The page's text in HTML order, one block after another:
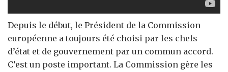
Depuis le début, le Président de la Commission
européenne a toujours été choisi par les chefs
d’état et de gouvernement par un commun accord.
C’est un poste important. La Commission gère les